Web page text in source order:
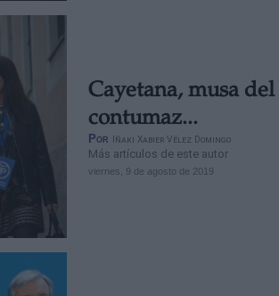
Cayetana, musa
contumaz...
Por Iñaki Xabier Vélez Domingo
Más artículos de este autor
viernes, 9 de agosto de 2019